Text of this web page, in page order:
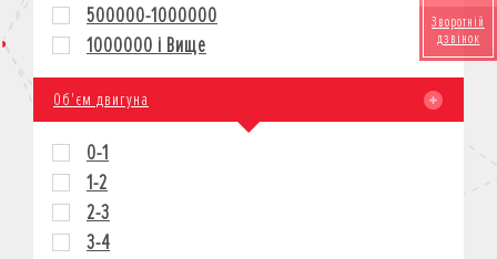
Зворотній
дзвінок
500000-1000000
1000000 і Вище
Об'єм двигуна
0-1
1-2
2-3
3-4